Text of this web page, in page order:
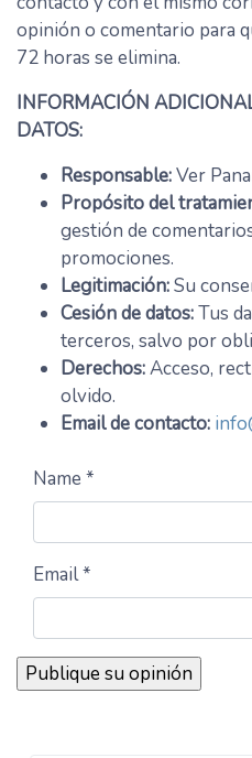
opinión o comentario para
72 horas se elimina.
INFORMACIÓN
DATOS:
Responsable:Ver
Propósito del
gestión de
promociones.
Legitimación:Su
Cesión de datos:Tus
terceros, salvo por
Derechos:Acceso,
olvido.
Email de contacto:
Name *
Email *